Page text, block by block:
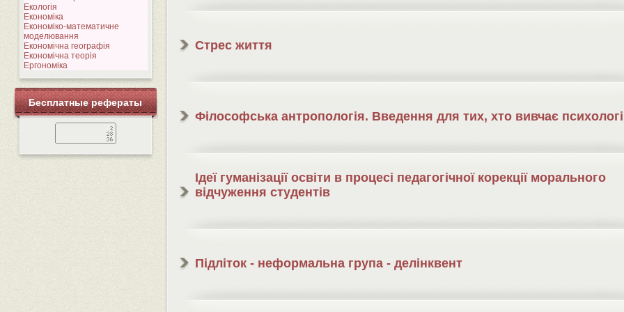
Екологія
Економіка
Економіко-математичне
моделювання
Економічна географія
Економічна теорія
Ергономіка
Бесплатные рефераты
Стрес життя
Філософська антропологія. Введення для тих, хто вивчає
Ідеї гуманізації освіти в процесі педагогічної корекції морального
відчуження студентів
Підліток - неформальна група - делінквент